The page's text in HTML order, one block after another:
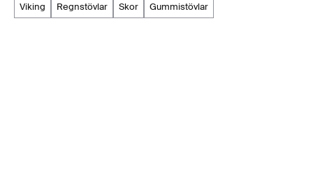
viking regnstövlar skor gummistövlar